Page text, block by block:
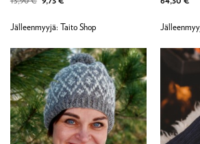
hinta
13,90 €.9,73 €.
Jälleenmyyjä: Taito Shop